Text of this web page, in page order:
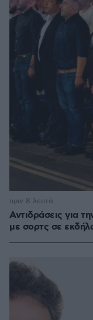
Αντιδράσεις για
με σορτς σε
πριν 8 λεπτά